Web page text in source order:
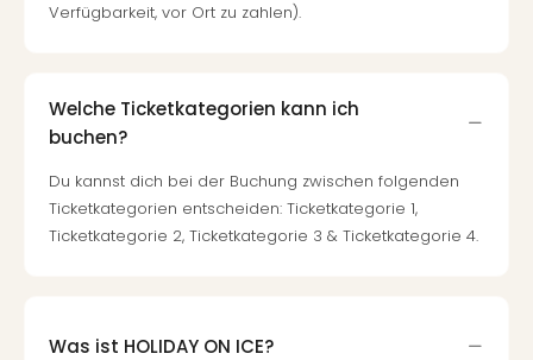
Verfügbarkeit, vor Ort zu zahlen).
Welche Ticketkategorien kann ich
buchen?
Du kannst dich bei der Buchung zwischen folgenden
Ticketkategorien entscheiden: Ticketkategorie 1,
Ticketkategorie 2, Ticketkategorie 3 & Ticketkategorie 4.
Was ist HOLIDAY ON ICE?